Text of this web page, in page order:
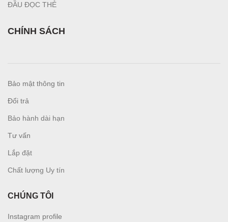
ĐẦU ĐỌC THẺ
CHÍNH SÁCH
Bảo mật thông tin
Đổi trả
Bảo hành dài hạn
Tư vấn
Lắp đặt
Chất lượng Uy tín
CHÚNG TÔI
Instagram profile